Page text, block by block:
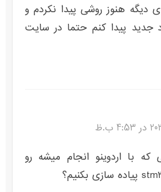
دیگه هنوز روشی پیدا نکردم و
جدید پیدا کنم حتما در سایت
که با اردوینو انجام میشه رو